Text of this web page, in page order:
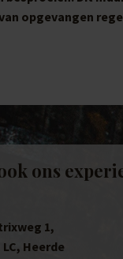
opgevangen
ons
1,
LC, Heerde